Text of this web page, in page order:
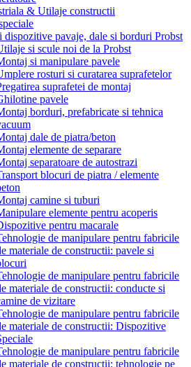
& Utilaje constructii
dispozitive pavaje, dale si borduri Probst
si scule noi de la Probst
si manipulare pavele
rosturi si curatarea suprafetelor
suprafetei de montaj
pavele
borduri, prefabricate si tehnica
dale de piatra/beton
elemente de separare
separatoare de autostrazi
blocuri de piatra / elemente
camine si tuburi
elemente pentru acoperis
pentru macarale
de manipulare pentru fabricile
materiale de constructii: pavele si
de manipulare pentru fabricile
materiale de constructii: conducte si
de vizitare
de manipulare pentru fabricile
materiale de constructii: Dispozitive
de manipulare pentru fabricile
materiale de constructii: tehnologie pe